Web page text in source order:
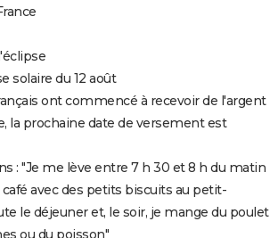
solaire du 12 août
ont commencé à recevoir de l'argent
la prochaine date de versement est
: "Je me lève entre 7 h 30 et 8 h du matin
avec des petits biscuits au petit-
le déjeuner et, le soir, je mange du poulet
ou du poisson"